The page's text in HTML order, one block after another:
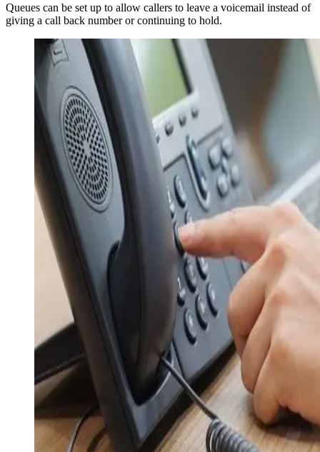
Queues can be set up to allow callers to leave a voicemail instead of
giving a call back number or continuing to hold.